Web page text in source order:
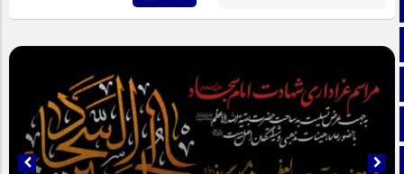
ایتا
آپارات
اینستاگرام
تلگرام